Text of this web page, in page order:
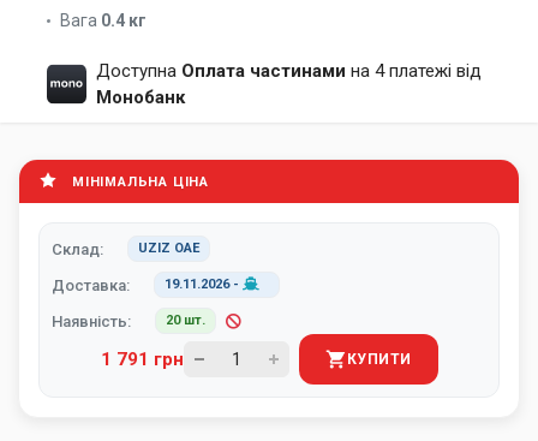
Вага 0.4 кг
Доступна Оплата частинами на 4 платежі від
Монобанк
МІНІМАЛЬНА ЦІНА
Склад: UZIZ ОАЕ
Доставка: 19.11.2026-
Наявність: 20 шт.
1 791 грн КУПИТИ